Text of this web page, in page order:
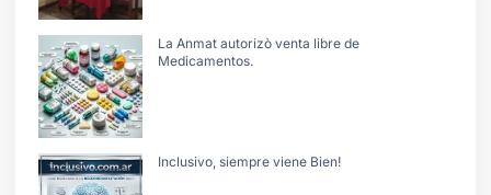
La Anmat autorizò venta libre de
Medicamentos.
Inclusivo, siempre viene Bien!